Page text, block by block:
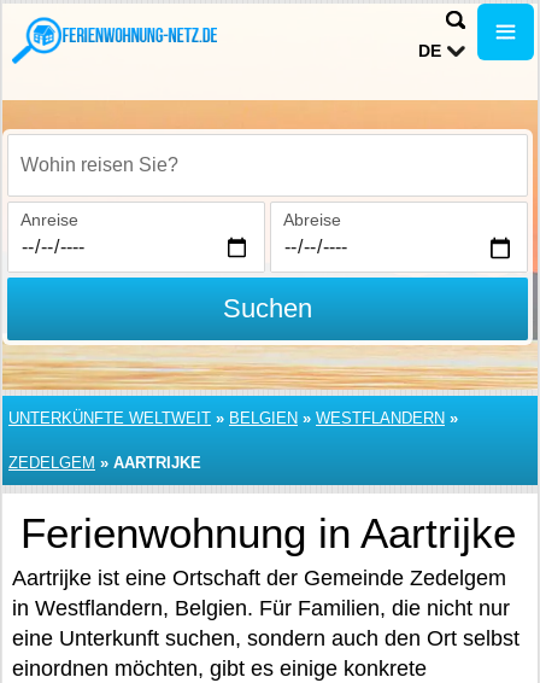
DE
Wohin reisen Sie?
Anreise Abreise
Suchen
UNTERKÜNFTE WELTWEIT » BELGIEN » WESTFLANDERN »
ZEDELGEM » AARTRIJKE
Ferienwohnung in Aartrijke
Aartrijke ist eine Ortschaft der Gemeinde Zedelgem
in Westflandern, Belgien. Für Familien, die nicht nur
eine Unterkunft suchen, sondern auch den Ort selbst
einordnen möchten, gibt es einige konkrete